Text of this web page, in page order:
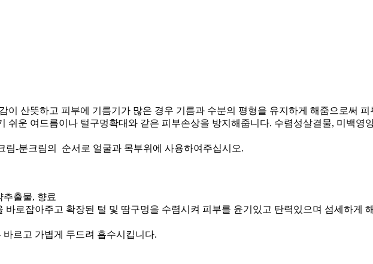
이 산뜻하고 피부에 기름기가 많은 경우 기름과 수분의 평형을 유지하게 해줌으로써
쉬운 여드름이나 털구멍확대와 같은 피부손상을 방지해줍니다. 수렴성살결물, 미백영
-분크림의 순서로 얼굴과 목부위에 사용하여주십시오.
출물, 향료
로잡아주고 확장된 털 및 땀구멍을 수렴시켜 피부를 윤기있고 탄력있으며 섬세하게
르고 가볍게 두드려 흡수시킵니다.